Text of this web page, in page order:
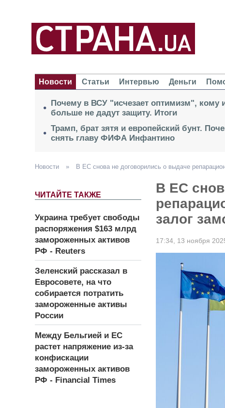
Новости
Статьи Интервью Деньги
Почему в ВСУ "исчезает оптимизм", кому
больше не дадут защиту. Итоги
Трамп, брат зятя и европейский бунт.
снять главу ФИФА Инфантино
Новости » В ЕС снова не договорились о выдаче
ЧИТАЙТЕ ТАКЖЕ
Украина требует свободы
распоряжения $163 млрд
замороженных активов
РФ - Reuters
Зеленский рассказал в
Евросовете, на что
собирается потратить
замороженные активы
России
Между Бельгией и ЕС
растет напряжение из-за
конфискации
замороженных активов
РФ - Financial Times
В ЕС
залог
17:34, 13 ноября